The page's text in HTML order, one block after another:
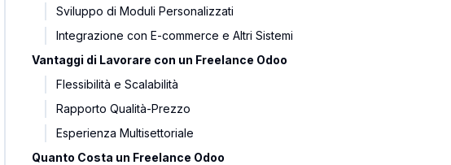
Sviluppo di Moduli Personalizzati
Integrazione con E-commerce e Altri Sistemi
Vantaggi di Lavorare con un Freelance Odoo
Flessibilità e Scalabilità
Rapporto Qualità-Prezzo
Esperienza Multisettoriale
Quanto Costa un Freelance Odoo